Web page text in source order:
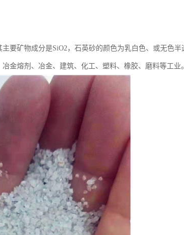
要矿物成分是SiO2，石英砂的颜色为乳白色、或无色半
金熔剂、冶金、建筑、化工、塑料、橡胶、磨料等工业。